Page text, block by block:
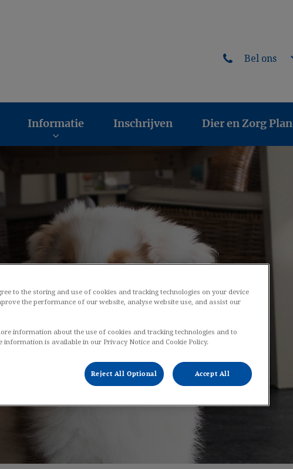
Bel ons
Informatie Inschrijven Dier en Zorg Plan
to the storing and use of cookies and tracking technologies on your device
the performance of our website, analyse website use, and assist our
information about the use of cookies and tracking technologies and to
information is available in our Privacy Notice and Cookie Policy.
Reject All Optional Accept All